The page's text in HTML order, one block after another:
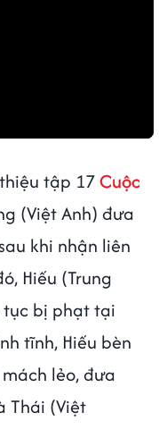
tập 17Cuộc
(Việt Anh) đưa
khi nhận liên
Hiếu (Trung
tục bị phạt tại
tĩnh, Hiếu bèn
lẻo, đưa
Thái (Việt